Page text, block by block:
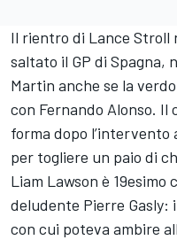
Il rientro di Lance Stroll
saltato il GP di Spagna,
Martin anche se la
con Fernando Alonso. Il
forma dopo l’intervento
per togliere un paio di
Liam Lawson è 19esimo
deludente Pierre Gasly:
con cui poteva ambire